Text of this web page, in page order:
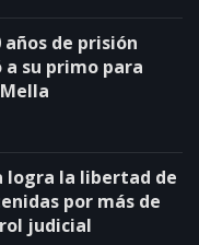
años de prisión
su primo para
logra la libertad de
por más de
judicial